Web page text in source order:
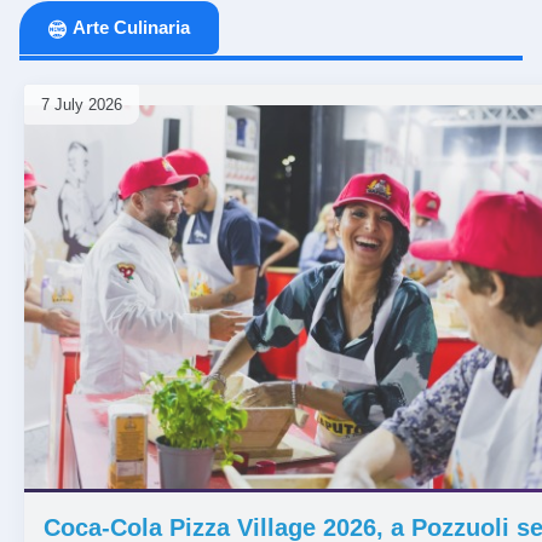
parchi: sport gratuito...
Sport flashsport Sport
Arte Culinaria
7 July 2026
Coca-Cola Pizza Village 2026, a Pozzuoli